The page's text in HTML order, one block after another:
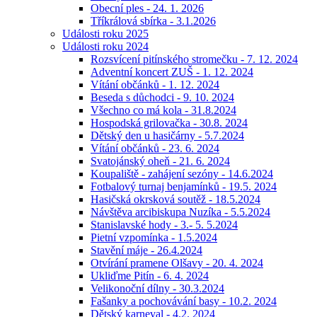
Obecní ples - 24. 1. 2026
Tříkrálová sbírka - 3.1.2026
Události roku 2025
Události roku 2024
Rozsvícení pitínského stromečku - 7. 12. 2024
Adventní koncert ZUŠ - 1. 12. 2024
Vítání občánků - 1. 12. 2024
Beseda s důchodci - 9. 10. 2024
Všechno co má kola - 31.8.2024
Hospodská grilovačka - 30.8. 2024
Dětský den u hasičárny - 5.7.2024
Vítání občánků - 23. 6. 2024
Svatojánský oheň - 21. 6. 2024
Koupaliště - zahájení sezóny - 14.6.2024
Fotbalový turnaj benjamínků - 19.5. 2024
Hasičská okrsková soutěž - 18.5.2024
Návštěva arcibiskupa Nuzíka - 5.5.2024
Stanislavské hody - 3.- 5. 5.2024
Pietní vzpomínka - 1.5.2024
Stavění máje - 26.4.2024
Otvírání pramene Olšavy - 20. 4. 2024
Ukliďme Pitín - 6. 4. 2024
Velikonoční dílny - 30.3.2024
Fašanky a pochovávání basy - 10.2. 2024
Dětský karneval - 4.2. 2024